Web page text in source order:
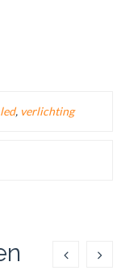
led, verlichting